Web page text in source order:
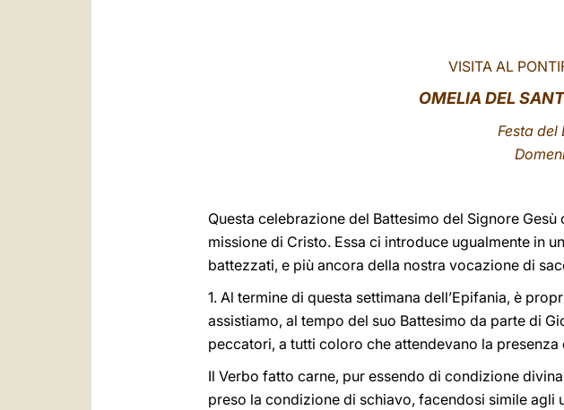
VISITA AL
OMELIA DEL
Festa del
Questa celebrazione del Battesimo del Signore
missione di Cristo. Essa ci introduce ugualmente in
battezzati, e più ancora della nostra vocazione di
1. Al termine di questa settimana dell’Epifania, è
assistiamo, al tempo del suo Battesimo da parte di
peccatori, a tutti coloro che attendevano la presenza
Il Verbo fatto carne, pur essendo di condizione
preso la condizione di schiavo, facendosi simile agli